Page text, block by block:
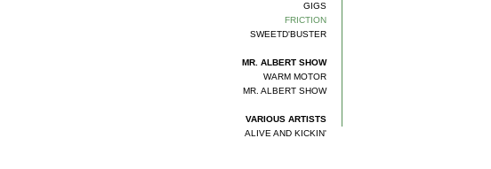
GIGS
FRICTION
SWEETD'BUSTER
MR. ALBERT SHOW
WARM MOTOR
MR. ALBERT SHOW
VARIOUS ARTISTS
ALIVE AND KICKIN'